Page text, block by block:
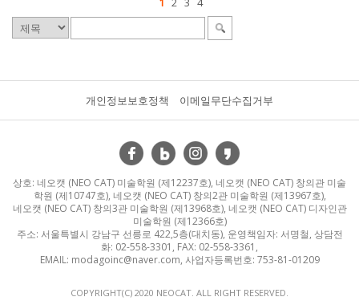
개인정보보호정책 이메일무단수집거부
상호: 네오캣 (NEO CAT) 미술학원 (제12237호), 네오캣 (NEO CAT) 창의관 미술
학원 (제10747호), 네오캣 (NEO CAT) 창의2관 미술학원 (제13967호),
네오캣 (NEO CAT) 창의3관 미술학원 (제13968호), 네오캣 (NEO CAT) 디자인관
미술학원 (제12366호)
주소: 서울특별시 강남구 선릉로 422,5층(대치동), 운영책임자: 서명철, 상담전
화: 02-558-3301, FAX: 02-558-3361,
EMAIL: modagoinc@naver.com, 사업자등록번호: 753-81-01209
COPYRIGHT(C) 2020 NEOCAT. ALL RIGHT RESERVED.